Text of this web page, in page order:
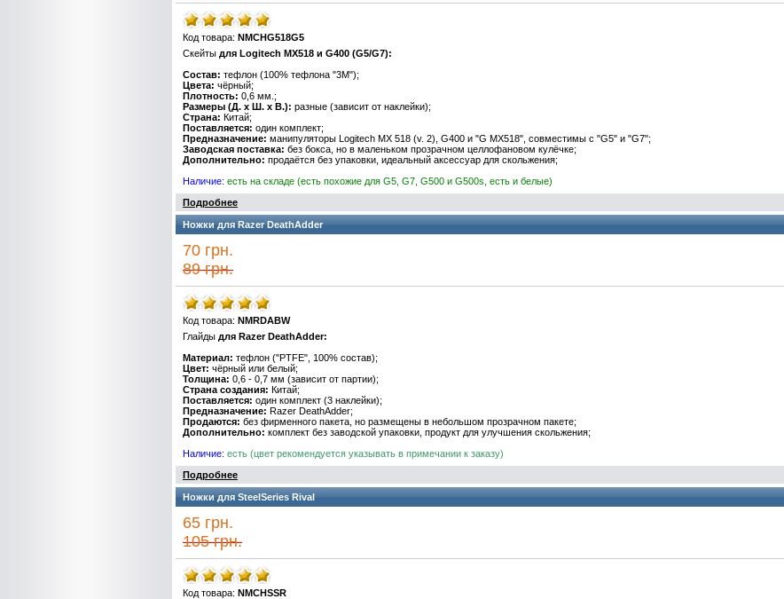
Код товара: NMCHG518G5
Скейты для Logitech MX518 и G400 (G5/G7):
Состав: тефлон (100% тефлона "3M");
Цвета: чёрный;
Плотность: 0 6 мм.;
Размеры (Д. x Ш. x В.): разные (зависит от наклейки);
Страна: Китай;
Поставляется: один комплект;
Предназначение: манипуляторы Logitech MX 518 (v. 2), G400 и "G MX518", совместимы с "G5" и "G7";
Заводская поставка: без бокса, но в маленьком прозрачном целлофановом кулёчке;
Дополнительно: продаётся без упаковки , идеальный аксессуар для скольжения;
Наличие: есть на складе (есть похожие для G5, G7, G500 и G500s, есть и белые)
Подробнее
Ножки для Razer DeathAdder
70 грн.
89 грн.
Код товара: NMRDABW
Глайды для Razer DeathAdder:
Материал: тефлон ("PTFE", 100% состав);
Цвет: чёрный или белый;
Толщина: 0 6 - 0 7 мм (зависит от партии);
Страна создания: Китай;
Поставляется: один комплект (3 наклейки);
Предназначение: Razer DeathAdder;
Продаются: без фирменного пакета, но размещены в небольшом прозрачном пакете;
Дополнительно: комплект без заводской упаковки , продукт для улучшения скольжения;
Наличие: есть (цвет рекомендуется указывать в примечании к заказу)
Подробнее
Ножки для SteelSeries Rival
65 грн.
105 грн.
Код товара: NMCHSSR